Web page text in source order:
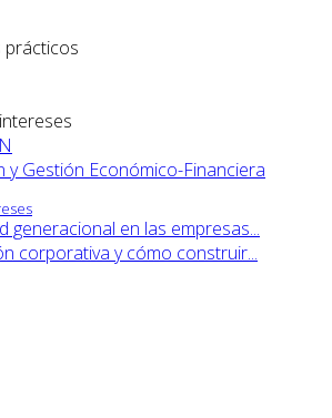
prácticos
y Gestión Económico-Financiera
generacional en las empresas...
corporativa y cómo construir...